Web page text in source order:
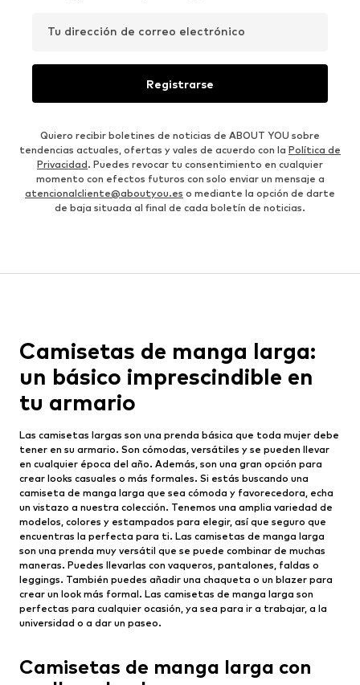
Tu dirección de correo electrónico
Registrarse
Quiero recibir boletines de noticias de ABOUT YOU sobre
tendencias actuales, ofertas y vales de acuerdo con la Política de
Privacidad. Puedes revocar tu consentimiento en cualquier
momento con efectos futuros con solo enviar un mensaje a
atencionalcliente@aboutyou.es o mediante la opción de darte
de baja situada al final de cada boletín de noticias.
Camisetas de manga larga:
un básico imprescindible en
tu armario
Las camisetas largas son una prenda básica que toda mujer debe
tener en su armario. Son cómodas, versátiles y se pueden llevar
en cualquier época del año. Además, son una gran opción para
crear looks casuales o más formales. Si estás buscando una
camiseta de manga larga que sea cómoda y favorecedora, echa
un vistazo a nuestra colección. Tenemos una amplia variedad de
modelos, colores y estampados para elegir, así que seguro que
encuentras la perfecta para ti. Las camisetas de manga larga
son una prenda muy versátil que se puede combinar de muchas
maneras. Puedes llevarlas con vaqueros, pantalones, faldas o
leggings. También puedes añadir una chaqueta o un blazer para
crear un look más formal. Las camisetas de manga larga son
perfectas para cualquier ocasión, ya sea para ir a trabajar, a la
universidad o a dar un paseo.
Camisetas de manga larga con